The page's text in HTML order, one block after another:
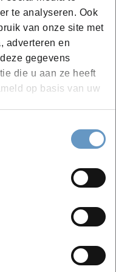
te analyseren. Ook
van onze site met
adverteren en
gegevens
die u aan ze heeft
op basis van uw
en klimaat
Belgische wijnbouw